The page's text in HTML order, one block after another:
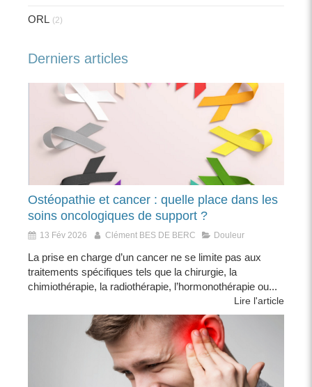
ORL (2)
Derniers articles
Ostéopathie et cancer : quelle place dans les
soins oncologiques de support ?
13 Fév 2026 Clément BES DE BERC Douleur
La prise en charge d’un cancer ne se limite pas aux
traitements spécifiques tels que la chirurgie, la
chimiothérapie, la radiothérapie, l’hormonothérapie ou...
Lire l'article